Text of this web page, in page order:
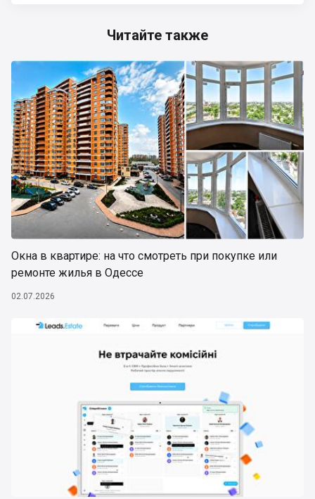
Читайте также
Окна в квартире: на что смотреть при покупке или
ремонте жилья в Одессе
02.07.2026